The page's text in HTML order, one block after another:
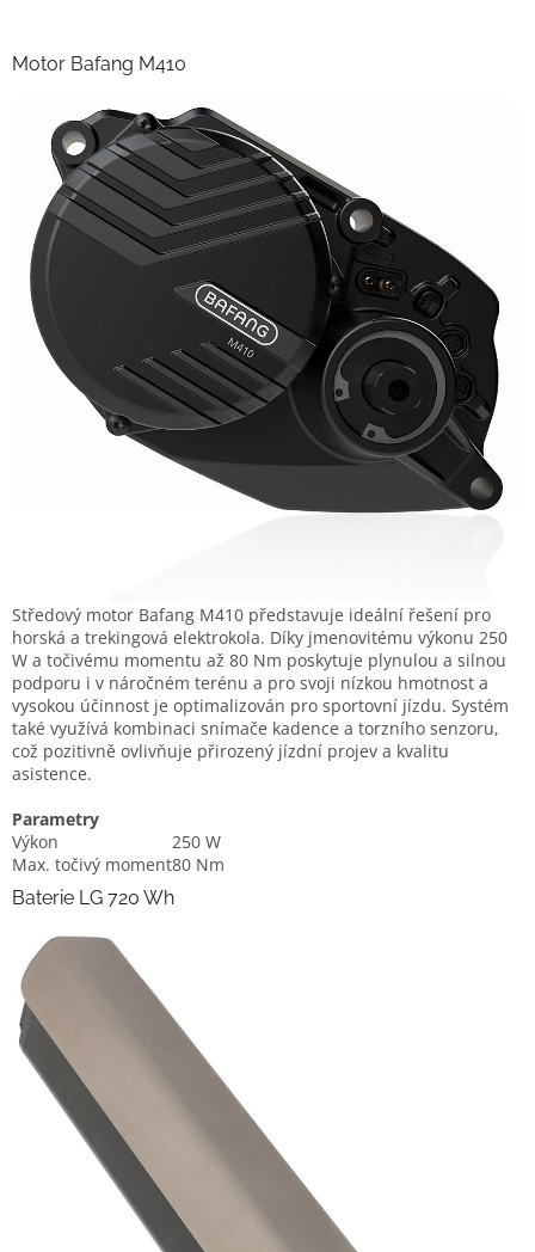
Motor Bafang M410
Středový motor Bafang M410 představuje ideální řešení pro
horská a trekingová elektrokola. Díky jmenovitému výkonu 250
W a točivému momentu až 80 Nm poskytuje plynulou a silnou
podporu i v náročném terénu a pro svoji nízkou hmotnost a
vysokou účinnost je optimalizován pro sportovní jízdu. Systém
také využívá kombinaci snímače kadence a torzního senzoru,
což pozitivně ovlivňuje přirozený jízdní projev a kvalitu
asistence.
Parametry
Výkon
250 W
Max. točivý moment80 Nm
Baterie LG 720 Wh